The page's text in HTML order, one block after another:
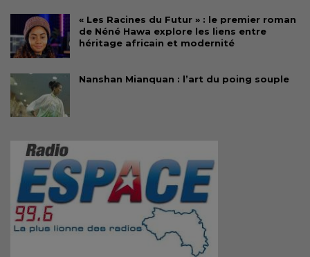
« Les Racines du Futur » : le premier roman
de Néné Hawa explore les liens entre
héritage africain et modernité
Nanshan Mianquan : l’art du poing souple